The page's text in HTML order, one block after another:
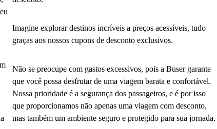
Imagine explorar destinos incríveis a preços acessíveis, tudo
graças aos nossos cupons de desconto exclusivos.
Não se preocupe com gastos excessivos, pois a Buser garante
que você possa desfrutar de uma viagem barata e confortável.
Nossa prioridade é a segurança dos passageiros, e é por isso
que proporcionamos não apenas uma viagem com desconto,
mas também um ambiente seguro e protegido para sua jornada.